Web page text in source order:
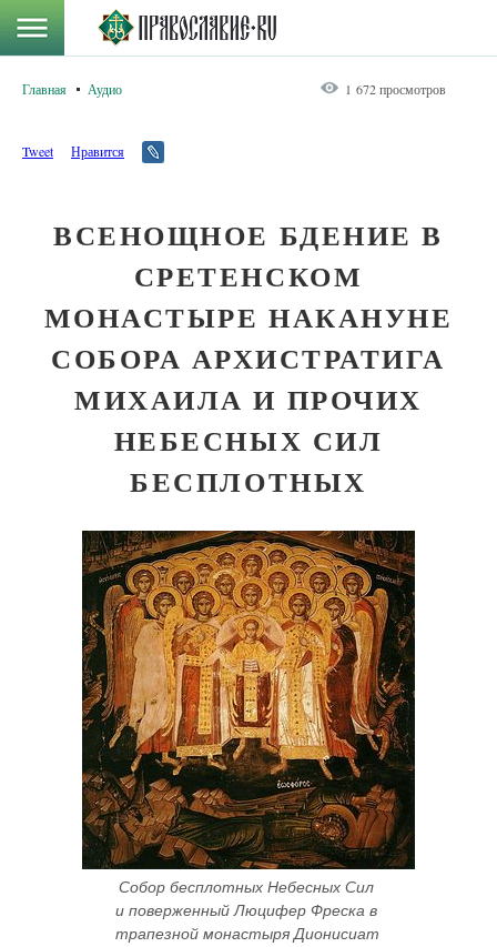
Главная Аудио 1 672 просмотров
Tweet Нравится
ВСЕНОЩНОЕ БДЕНИЕ В
СРЕТЕНСКОМ
МОНАСТЫРЕ НАКАНУНЕ
СОБОРА АРХИСТРАТИГА
МИХАИЛА И ПРОЧИХ
НЕБЕСНЫХ СИЛ
БЕСПЛОТНЫХ
Собор бесплотных Небесных Сил
и поверженный Люцифер Фреска в
трапезной монастыря Дионисиат